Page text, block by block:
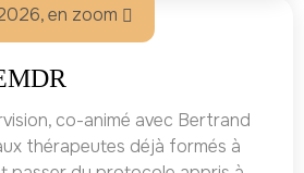
co-animé avec Bertrand
thérapeutes déjà formés à
en zoom